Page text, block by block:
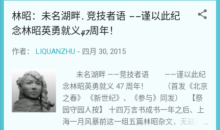
色一丝丝的占领了空间。婷婷坐在她的房
里，手托着头，似乎在苦思。是的，婷婷是
忽而天南，忽而地北的，不知跑到了哪里
她凝视着那封信，脑中浮出一些信上的字
句：“你已找到了路，我希望你更坚强，更积
极……”路？什么是我的路？婷婷自己问着自
己。随后她苦笑了。要一个人了解别一个
人，懂得别一个人，并不是一件容易的事。
林昭：未名湖畔. 竞技者语 ——谨以此纪
念林昭英勇就义47周年！
作者： LIQUANZHU - 四月 30, 2015
未名湖畔 ——竞技者语 ——谨以此纪
念林昭英勇就义 47 周年！ （首发《北京
之春》 《新世纪》、《参与》同发） 【祭
园守园人按】 十四万言书成书一年之后、上
海一月风暴前这一组五篇林昭杂文，无疑是